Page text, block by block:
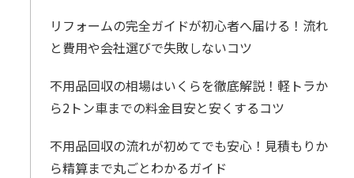
リフォームの完全ガイドが初心者へ届ける！流れ
と費用や会社選びで失敗しないコツ
不用品回収の相場はいくらを徹底解説！軽トラか
ら2トン車までの料金目安と安くするコツ
不用品回収の流れが初めてでも安心！見積もりか
ら精算まで丸ごとわかるガイド